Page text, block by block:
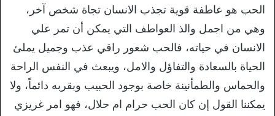
الحب هو عاطفة قوية تجذب الانسان تجاة شخص آخر،
وهي من اجمل والذ العواطف التي يمكن أن تمر علي
الانسان في حياته، فالحب شعور راقي عذب وجميل يملئ
الحياة بالسعادة والتفاؤل والامل، ويبعث في النفس الراحة
والحماس والطمأنينة خاصة بوجود الحبيب وبقربه دائماً، ولا
يمكننا القول إن كان الحب حرام ام حلال، فهو امر غريزي